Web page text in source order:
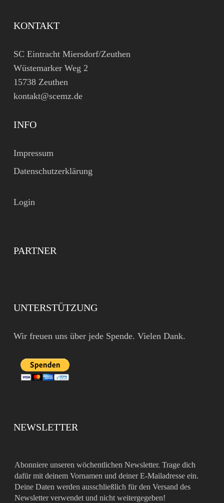
KONTAKT
SC Eintracht Miersdorf/Zeuthen
Wüstemarker Weg 2
15738 Zeuthen
kontakt@scemz.de
INFO
Impressum
Datenschutzerklärung
Login
PARTNER
UNTERSTÜTZUNG
Wir freuen uns über jede Spende. Vielen Dank.
NEWSLETTER
Abonniere unseren wöchentlichen Newsletter. Trage dich
dafür mit deinem Vornamen und deiner E-Mailadresse ein.
Deine Daten werden ausschließlich für den Versand des
Newsletter verwendet und nicht weitergegeben!